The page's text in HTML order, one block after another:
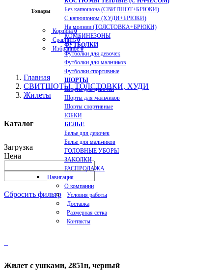
Товары
Корзина0
Сравнить0
Избранное0
Без капюшона (СВИТШОТ+БРЮКИ)
С капюшоном (ХУДИ+БРЮКИ)
На молнии (ТОЛСТОВКА+БРЮКИ)
КОМБИНЕЗОНЫ
ФУТБОЛКИ
Футболки для девочек
Футболки для мальчиков
Футболки спортивные
ШОРТЫ
Шорты для девочек
Шорты для мальчиков
Шорты спортивные
ЮБКИ
БЕЛЬЕ
Белье для девочек
Белье для мальчиков
ГОЛОВНЫЕ УБОРЫ
ЗАКОЛКИ
РАСПРОДАЖА
Навигация
О компании
Условия работы
Доставка
Размерная сетка
Контакты
Главная
СВИТШОТЫ, ТОЛСТОВКИ, ХУДИ
Жилеты
Каталог
Загрузка
Цена
Сбросить фильтр
Жилет с ушками, 2851н, черный